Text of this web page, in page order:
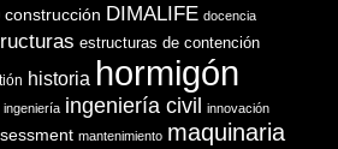
construcción DIMALIFE docencia
estructuras de contención
historia hormigón
ingeniería ingeniería civil innovación
mantenimiento maquinaria